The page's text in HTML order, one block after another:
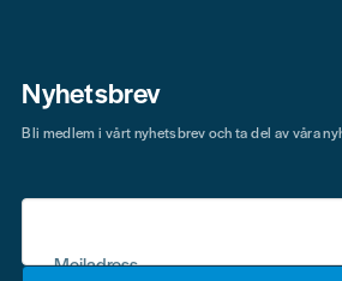
Nyhetsbrev
Mejladress
Bli medlem i vårt nyhetsbrev och ta del av våra